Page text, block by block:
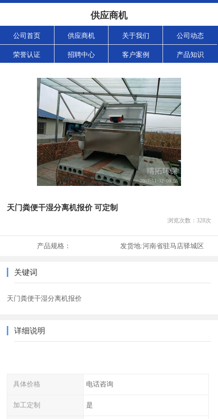
供应商机
公司首页 供应商机 关于我们 公司动态
荣誉认证 招聘中心 客户案例 产品知识
天门粪便干湿分离机报价 可定制
浏览次数： 328次
产品规格： 发货地:河南省驻马店驿城区
关键词
天门粪便干湿分离机报价
详细说明
具体价格 电话咨询
加工定制 是